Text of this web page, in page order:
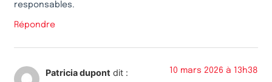
responsables.
Répondre
Patricia dupont dit : 10 mars 2026 à 13h38